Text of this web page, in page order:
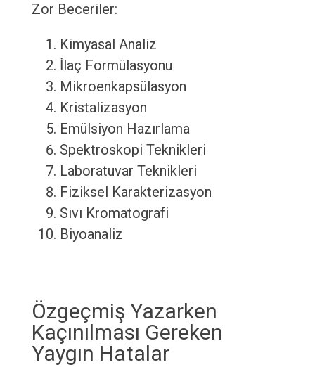
Zor Beceriler:
Kimyasal Analiz
İlaç Formülasyonu
Mikroenkapsülasyon
Kristalizasyon
Emülsiyon Hazırlama
Spektroskopi Teknikleri
Laboratuvar Teknikleri
Fiziksel Karakterizasyon
Sıvı Kromatografi
Biyoanaliz
Özgeçmiş Yazarken
Kaçınılması Gereken
Yaygın Hatalar